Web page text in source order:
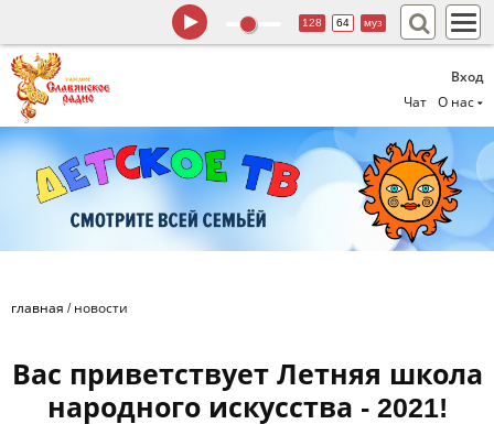
Вход
Чат
О нас
128 64 муз
главная / новости
Вас приветствует Летняя школа
народного искусства - 2021!